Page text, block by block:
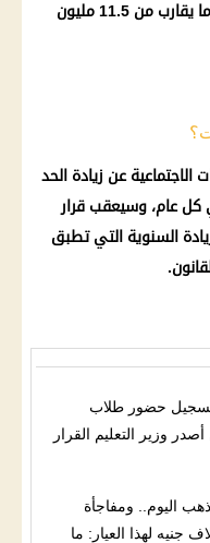
التأمينية والذي يبلغ عددهم ما يقارب من 11.5 مليون
الاجتماعية عن زيادة الحد
كل عام، وسيعقب قرار
السنوية التي تطبق
حضور طلاب
وزير التعليم القرار
اليوم.. ومفاجأة
يقترب من 4 آلاف جنيه لهذا العيار: ما